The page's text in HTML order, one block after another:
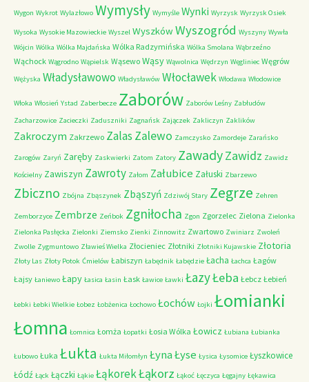
Wygon Wykrot Wylazłowo Wymysły Wymyśle Wynki Wyrzysk Wyrzysk Osiek
Wysoka Wysokie Mazowieckie Wyszel WyszkówWyszogród Wyszyny Wywła
Wójcin Wólka Wólka Majdańska Wólka Radzymińska Wólka Smolana Wąbrzeźno
Wąchock Wągrodno Wąpielsk Wąsewo Wąsy Wąwolnica Wędrzyn Węgliniec Węgrów
Wężyska Władysławowo Władysławów Włocławek Włodawa Włodowice
Włoka Włosień Ystad Zaberbecze Zaborów Zaborów Leśny Zabłudów
Zacharzowice Zacieczki Zaduszniki Zagnańsk Zajączek Zakliczyn Zaklików
Zakroczym Zakrzewo ZalasZalewo Zamczysko Zamordeje Zarańsko
Zarogów Zaryń Zaręby Zaskwierki Zatom Zatory ZawadyZawidz Zawidz
Kościelny Zawiszyn Zawroty Załom Załubice Załuski Zbarzewo
Zbiczno Zbójna Zbąszynek Zbąszyń Zdziwój Stary Zegrze Zehren
Zemborzyce Zembrze Zeńbok Zgniłocha Zgon Zgorzelec Zielona Zielonka
Zielonka Pasłęcka Zielonki Ziemsko Zienki Zinnowitz Zwartowo Zwiniarz Zwoleń
Zwolle Zygmuntowo Zławieś Wielka Złocieniec Złotniki Złotniki Kujawskie Złotoria
Złoty Las Złoty Potok Ćmielów Łabiszyn Łabędnik Łabędzie Łacha Łachca Łagów
Łajsy Łaniewo Łapy Łasica Łasin Łask Ławice Ławki ŁazyŁeba Łebcz Łebień
Łebki Łebki Wielkie Łobez Łobżenica Łochowo Łochów Łojki Łomianki
Łomna Łomnica Łomża Łopatki Łosia Wólka Łowicz Łubiana Łubianka
Łubowo Łuka Łukta Łukta Miłomłyn ŁynaŁyse Łysica Łysomice Łyszkowice
Łódź Łąck Łączki Łąkie ŁąkorekŁąkorz Łąkoć Łęczyca Łęgajny Łękawica